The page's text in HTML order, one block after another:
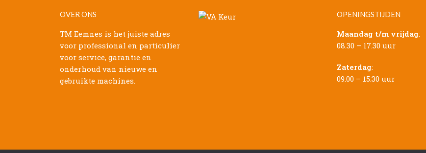
OVER ONS
TM Eemnes is het juiste adres
voor professional en particulier
voor service, garantie en
onderhoud van nieuwe en
gebruikte machines.
OPENINGSTIJDEN
Maandag t/m vrijdag:
08.30 – 17.30 uur
Zaterdag:
09.00 – 15.30 uur